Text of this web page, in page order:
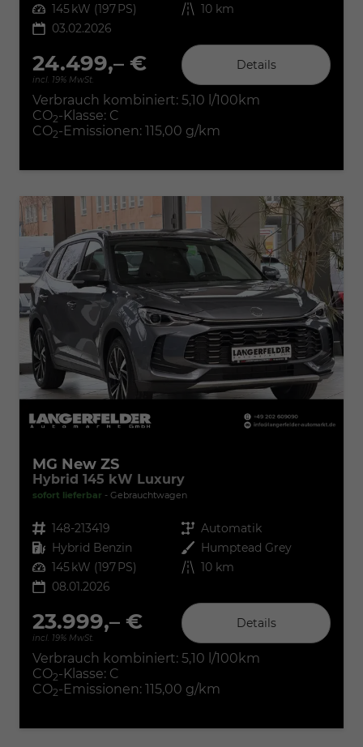
Leistung 145 kW (197 PS) Kilometerstand 10 km
03.02.2026
24.499,– €
incl. 19% MwSt.
Details
Verbrauch kombiniert: 5,10 l/100km
CO2-Klasse: C
CO2-Emissionen: 115,00 g/km
MG New ZS
Hybrid 145 kW Luxury
sofort lieferbar Gebrauchtwagen
Fahrzeugnr. 148-213419 Getriebe Automatik
Kraftstoff Hybrid Benzin Außenfarbe Humptead Grey
Leistung 145 kW (197 PS) Kilometerstand 10 km
08.01.2026
23.999,– €
incl. 19% MwSt.
Details
Verbrauch kombiniert: 5,10 l/100km
CO2-Klasse: C
CO2-Emissionen: 115,00 g/km